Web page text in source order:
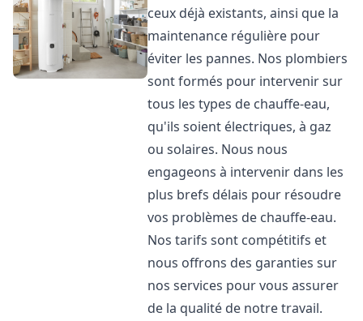
ceux déjà existants, ainsi que la
maintenance régulière pour
éviter les pannes. Nos plombiers
sont formés pour intervenir sur
tous les types de chauffe-eau,
qu'ils soient électriques, à gaz
ou solaires. Nous nous
engageons à intervenir dans les
plus brefs délais pour résoudre
vos problèmes de chauffe-eau.
Nos tarifs sont compétitifs et
nous offrons des garanties sur
nos services pour vous assurer
de la qualité de notre travail.